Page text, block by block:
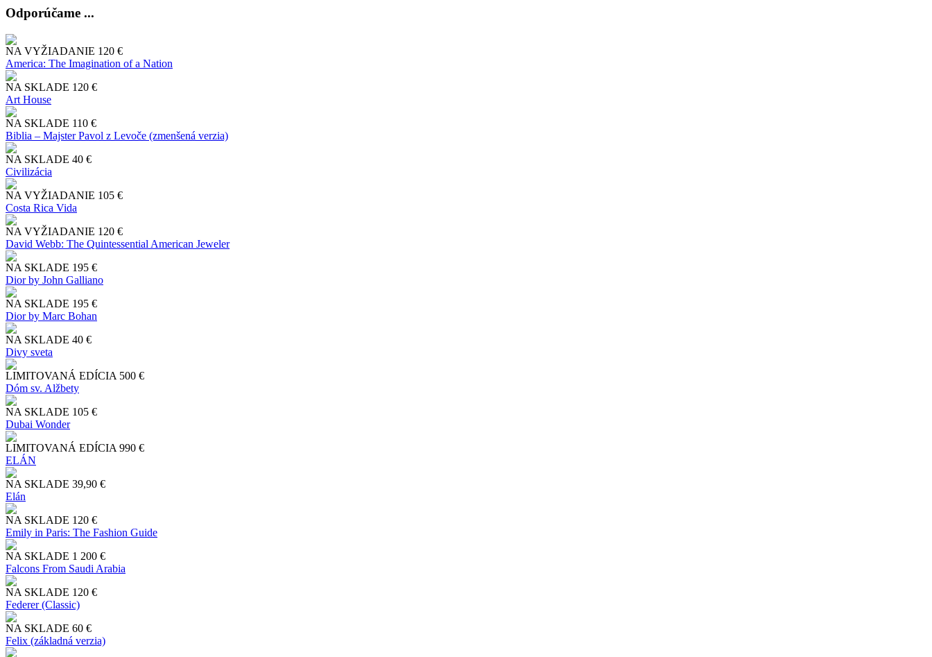
Odporúčame ...
NA VYŽIADANIE 120 €
America: The Imagination of a Nation
NA SKLADE 120 €
Art House
NA SKLADE 110 €
Biblia – Majster Pavol z Levoče (zmenšená verzia)
NA SKLADE 40 €
Civilizácia
NA VYŽIADANIE 105 €
Costa Rica Vida
NA VYŽIADANIE 120 €
David Webb: The Quintessential American Jeweler
NA SKLADE 195 €
Dior by John Galliano
NA SKLADE 195 €
Dior by Marc Bohan
NA SKLADE 40 €
Divy sveta
LIMITOVANÁ EDÍCIA 500 €
Dóm sv. Alžbety
NA SKLADE 105 €
Dubai Wonder
LIMITOVANÁ EDÍCIA 990 €
ELÁN
NA SKLADE 39,90 €
Elán
NA SKLADE 120 €
Emily in Paris: The Fashion Guide
NA SKLADE 1 200 €
Falcons From Saudi Arabia
NA SKLADE 120 €
Federer (Classic)
NA SKLADE 60 €
Felix (základná verzia)